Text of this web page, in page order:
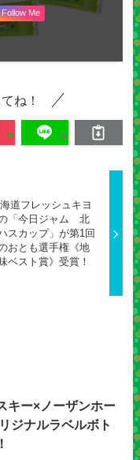
Follow Me
ね！
道フレッシュキヨ
「今日ジャム 北
スカップ」が第1回
おとも選手権《地
ベスト賞》受賞！
キー×ノーザンホー
ジナルラベルボト